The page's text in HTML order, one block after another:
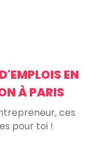
EN
À PARIS
ces
pour toi !